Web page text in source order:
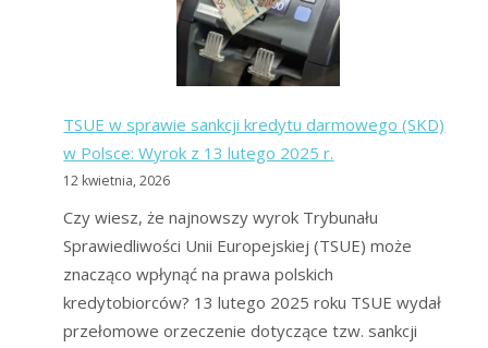
bez
pieniędzy?
Metoda
wyjście
z
bez
grosza!
TSUE w sprawie sankcji kredytu darmowego (SKD)
w Polsce: Wyrok z 13 lutego 2025 r.
12 kwietnia, 2026
Czy wiesz, że najnowszy wyrok Trybunału
Sprawiedliwości Unii Europejskiej (TSUE) może
znacząco wpłynąć na prawa polskich
kredytobiorców? 13 lutego 2025 roku TSUE wydał
przełomowe orzeczenie dotyczące tzw. sankcji